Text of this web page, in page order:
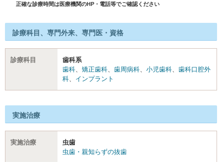
正確な診療時間は医療機関のHP・電話等でご確認ください
診療科目、専門外来、専門医・資格
診療科目
歯科系
歯科
矯正歯科 歯周病科 小児歯科
歯科口腔外
科
インプラント
実施治療
実施治療
虫歯
虫歯・親知らずの抜歯